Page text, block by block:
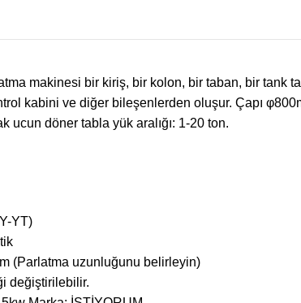
makinesi bir kiriş, bir kolon, bir taban, bir tank
kabini ve diğer bileşenlerden oluşur. Çapı
ucun döner tabla yük aralığı: 1-20 ton.
YT)
(Parlatma uzunluğunu belirleyin)
değiştirilebilir.